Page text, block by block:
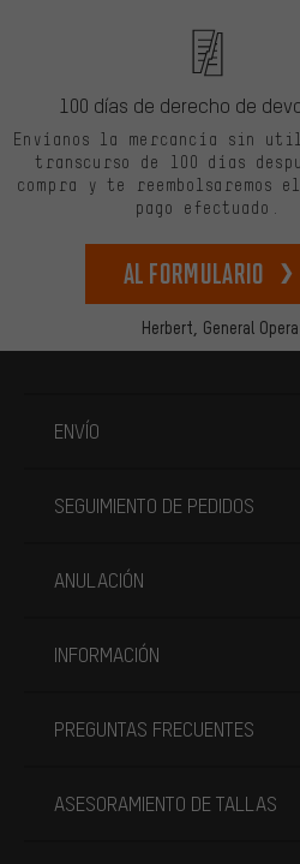
Herbert, General
100 días de derecho de
Envíanos la mercancía sin
transcurso de 100 días
compra y te reembolsaremos
pago efectuado.
Al formulario
ENVÍO
SEGUIMIENTO DE PEDIDOS
ANULACIÓN
INFORMACIÓN
PREGUNTAS FRECUENTES
ASESORAMIENTO DE TALLAS